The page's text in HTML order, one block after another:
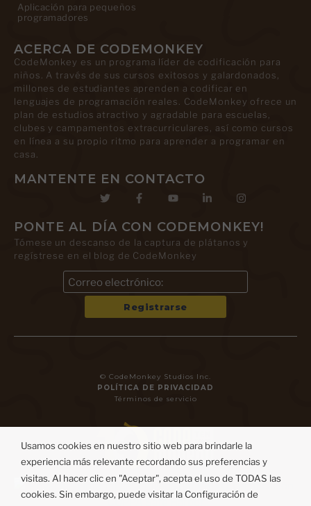
Aplicación para pequeños
programadores
ACERCA DE CODEMONKEY
CodeMonkey es un programa líder de codificación para
niños. A través de sus cursos exitosos y galardonados,
millones de estudiantes aprenden a codificar en
lenguajes de programación reales. CodeMonkey ofrece un
plan de estudios atractivo y agradable para escuelas,
clubes y campamentos extracurriculares, así como cursos
en línea a su propio ritmo para aprender a programar en
casa.
MANTENTE EN CONTACTO
PONTE AL DÍA CON CODEMONKEY!
Tómese un descanso de la captura de plátanos y
regístrese en el blog de CodeMonkey
© CodeMonkey Studios Inc.
POLÍTICA DE PRIVACIDAD
Términos de servicio
Usamos cookies en nuestro sitio web para brindarle la
experiencia más relevante recordando sus preferencias y
visitas. Al hacer clic en "Aceptar", acepta el uso de TODAS las
cookies. Sin embargo, puede visitar la Configuración de